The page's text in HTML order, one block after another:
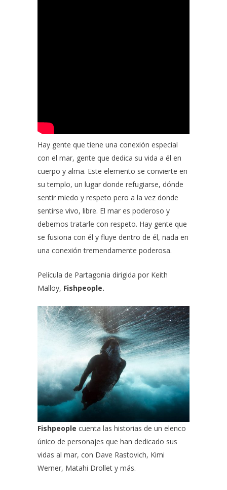
Hay gente que tiene una conexión especial
con el mar, gente que dedica su vida a él en
cuerpo y alma. Este elemento se convierte en
su templo, un lugar donde refugiarse, dónde
sentir miedo y respeto pero a la vez donde
sentirse vivo, libre. El mar es poderoso y
debemos tratarle con respeto. Hay gente que
se fusiona con él y fluye dentro de él, nada en
una conexión tremendamente poderosa.
Película de Partagonia dirigida por Keith
Malloy, Fishpeople.
Fishpeople cuenta las historias de un elenco
único de personajes que han dedicado sus
vidas al mar, con Dave Rastovich, Kimi
Werner, Matahi Drollet y más.